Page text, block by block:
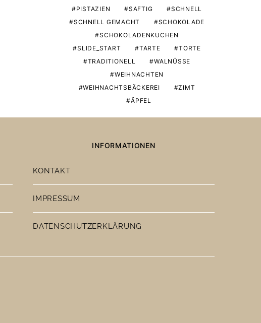
PISTAZIEN
SAFTIG
SCHNELL
SCHNELL GEMACHT
SCHOKOLADE
SCHOKOLADENKUCHEN
SLIDE_START
TARTE
TORTE
TRADITIONELL
WALNÜSSE
WEIHNACHTEN
WEIHNACHTSBÄCKEREI
ZIMT
ÄPFEL
INFORMATIONEN
KONTAKT
IMPRESSUM
DATENSCHUTZERKLÄRUNG